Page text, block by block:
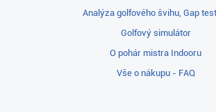
Analýza golfového švihu, Gap
Golfový simulátor
O pohár mistra Indooru
Vše o nákupu - FAQ